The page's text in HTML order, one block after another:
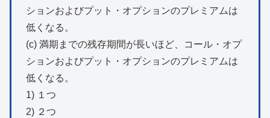
ションおよびプット・オプションのプレミアムは
低くなる。
(c) 満期までの残存期間が長いほど、コール・オプ
ションおよびプット・オプションのプレミアムは
低くなる。
1) １つ
2) ２つ